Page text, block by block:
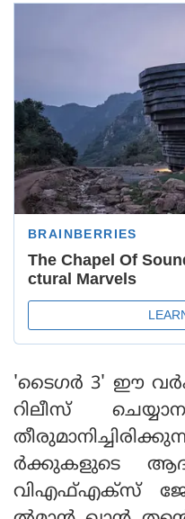
'ടൈഗര്‍ 3' ഈ
റിലീസ്
ര്‍ക്കുകളുടെ
വിഎഫ്എക്‌സ്